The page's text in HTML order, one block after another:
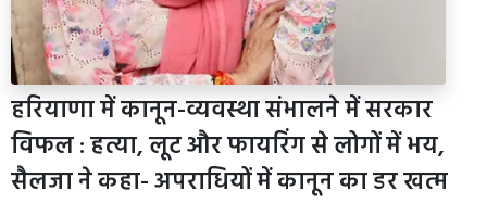
हरियाणा में कानून-व्यवस्था संभालने में सरकार
विफल : हत्या, लूट और फायरिंग से लोगों में भय,
सैलजा ने कहा- अपराधियों में कानून का डर खत्म